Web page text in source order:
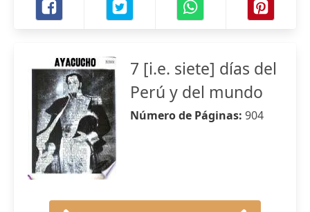
7 [i.e. siete] días del
Perú y del mundo
Número de Páginas: 904